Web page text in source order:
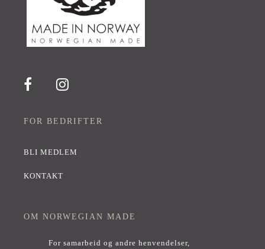
FOR BEDRIFTER
BLI MEDLEM
KONTAKT
OM NORWEGIAN MADE
For samarbeid og andre henvendelser,